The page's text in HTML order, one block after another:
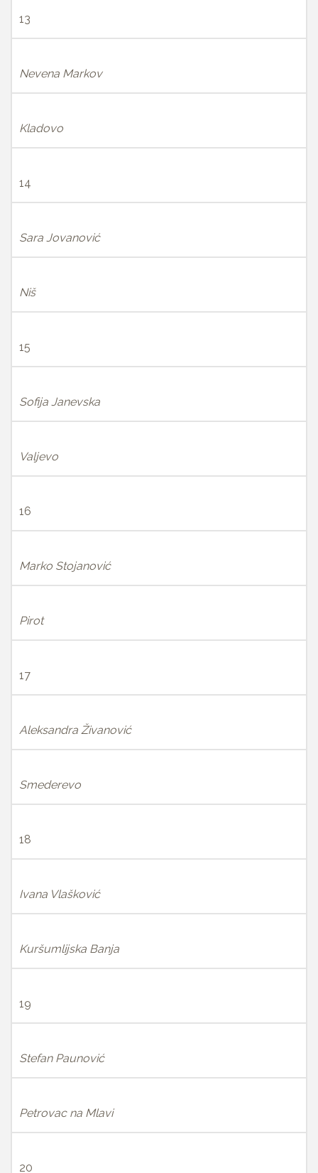
13
Nevena Markov
Kladovo
14
Sara Jovanović
Niš
15
Sofija Janevska
Valjevo
16
Marko Stojanović
Pirot
17
Aleksandra Živanović
Smederevo
18
Ivana Vlašković
Kuršumlijska Banja
19
Stefan Paunović
Petrovac na Mlavi
20